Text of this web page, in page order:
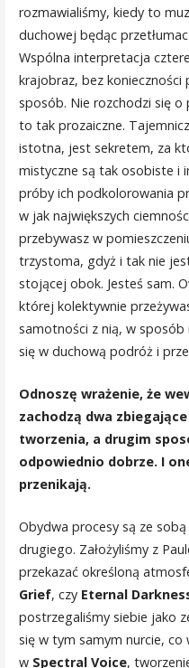
rozmawialiśmy, kiedy to
duchowej będąc
Wspólna interpretacja
krajobraz, bez konieczności
sposób. Nie rozchodzi się o
to tak prozaiczne.
istotna, jest sekretem, za
mistyczne są tak osobiste i
próby ich podkolorowania
w jak największych
przebywasz w
trzystoma, gdyż i tak nie
stojącej obok. Jesteś sam.
której kolektywnie
samotności z nią, w
się w duchową podróż i
Odnoszę wrażenie, że
zachodzą dwa
tworzenia, a drugim
odpowiednio dobrze. I
przenikają.
Obydwa procesy są ze
drugiego. Założyliśmy z
przekazać określoną
Grief, czy Eternal
postrzegaliśmy siebie jako
się w tym samym nurcie,
w Spectral Voice,